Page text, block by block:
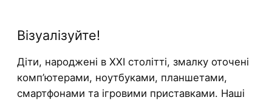
Візуалізуйте!
Діти, народжені в ХХІ столітті, змалку оточені
комп’ютерами, ноутбуками, планшетами,
смартфонами та ігровими приставками. Наші